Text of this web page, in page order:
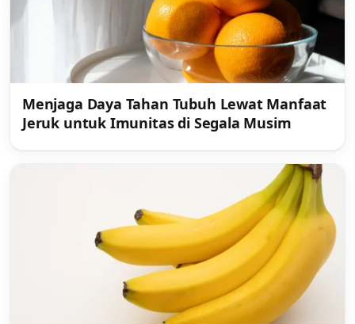
Menjaga Daya Tahan Tubuh Lewat Manfaat
Jeruk untuk Imunitas di Segala Musim